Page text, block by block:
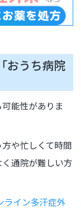
おうち病院
能性がありま
や忙しくて時間
通院が難しい方
ライン多汗症外